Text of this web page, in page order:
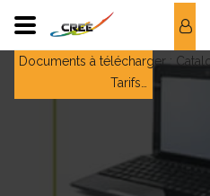
Documents à télécharger :
Tarifs…